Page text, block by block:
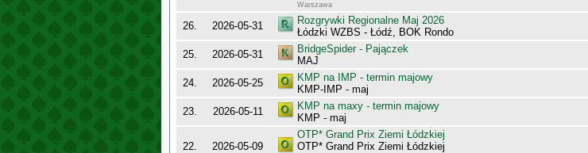
Warszawa
26. 2026-05-31
Rozgrywki Regionalne Maj 2026
Łódzki WZBS - Łódź, BOK Rondo
25. 2026-05-31
BridgeSpider - Pajączek
MAJ
24. 2026-05-25
KMP na IMP - termin majowy
KMP-IMP - maj
23. 2026-05-11
KMP na maxy - termin majowy
KMP - maj
22. 2026-05-09
OTP* Grand Prix Ziemi Łódzkiej
OTP* Grand Prix Ziemi Łódzkiej